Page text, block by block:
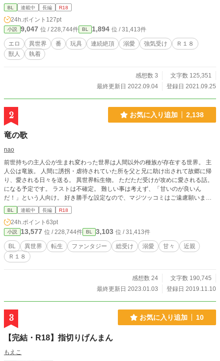
でのお話です。 ストーリー性よりエロ重視です！ 〜絶対に屈服しない、強気受
けと、絶対に屈服させるスパダリ腹黒攻めを書きたかっただけです… エロ多め
です…苦笑 優しく、でも、容赦なく襲われる快楽に、頑張ってあらがうも、最
後は嫁になっちゃうんですが、…強気受けをたっぷり書きたかっただけです…m
(_ _)m ※はエロシーン入ります。※が多いとエロシーンも多めです。最大で※3
個です。それでもよろしいという方はよろしくお願いします。〜
BL 連載中 長編 R18
24h.ポイント 127pt
小説 9,047 位 / 228,744件 BL 1,894 位 / 31,413件
エロ 異世界 番 玩具 連続絶頂 溺愛 強気受け
Ｒ１８
獣人
執着
感想数 3
文字数 125,351
最終更新日 2022.09.04
登録日 2021.09.25
2 お気に入り追加 2,138
竜の歌
nao
前世持ちの主人公が生まれ変わった世界は人間以外の種族が存在する世界。 主
人公は竜族。 人間に誘拐・虐待されていた所を父と兄に助け出されて故郷に帰
り、愛される日々を送る。 異世界転生物。 ただただ受けが攻めに愛される話。
になる予定です。 ラストは不確定。 難しい事は考えず、「甘いのが良いん
だ！」という人向け。 好き勝手な設定なので、マジツッコミはご遠慮願いま
す。 ※１８歳未満の方はご遠慮願います。 －特に注記等せずに、度々主人公以
外の目線に切り替わりますので、お気をつけくださいませ。－
BL 連載中 長編 R18
24h.ポイント 63pt
小説 13,577 位 / 228,744件 BL 3,103 位 / 31,413件
BL 異世界 転生 ファンタジー 総受け 溺愛 甘々
近親
Ｒ１８
感想数 24
文字数 190,745
最終更新日 2023.01.03
登録日 2019.11.10
3 お気に入り追加 10
【完結・R18】指切りげんまん
もえこ